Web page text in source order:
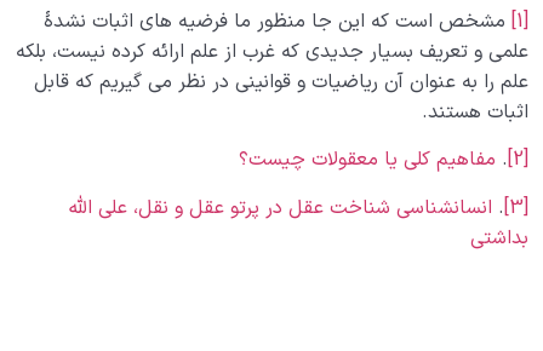
[1]
مشخص است که این جا منظور ما فرضیه های اثبات نشدۀ
علمی و تعریف بسیار جدیدی که غرب از علم ارائه کرده نیست، بلکه
علم را به عنوان آن ریاضیات و قوانینی در نظر می گیریم که قابل
اثبات هستند.
[2]
. مفاهیم کلی یا معقولات چیست؟
[3]
. انسان­شناسی شناخت عقل در پرتو عقل و نقل، علی الله
بداشتی